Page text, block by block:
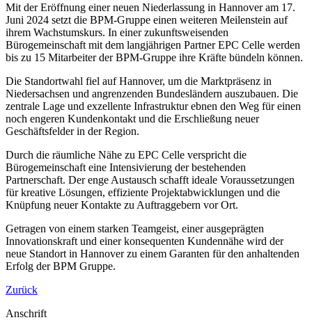
Mit der Eröffnung einer neuen Niederlassung in Hannover am 17.
Juni 2024 setzt die BPM-Gruppe einen weiteren Meilenstein auf
ihrem Wachstumskurs. In einer zukunftsweisenden
Bürogemeinschaft mit dem langjährigen Partner EPC Celle werden
bis zu 15 Mitarbeiter der BPM-Gruppe ihre Kräfte bündeln können.
Die Standortwahl fiel auf Hannover, um die Marktpräsenz in
Niedersachsen und angrenzenden Bundesländern auszubauen. Die
zentrale Lage und exzellente Infrastruktur ebnen den Weg für einen
noch engeren Kundenkontakt und die Erschließung neuer
Geschäftsfelder in der Region.
Durch die räumliche Nähe zu EPC Celle verspricht die
Bürogemeinschaft eine Intensivierung der bestehenden
Partnerschaft. Der enge Austausch schafft ideale Voraussetzungen
für kreative Lösungen, effiziente Projektabwicklungen und die
Knüpfung neuer Kontakte zu Auftraggebern vor Ort.
Getragen von einem starken Teamgeist, einer ausgeprägten
Innovationskraft und einer konsequenten Kundennähe wird der
neue Standort in Hannover zu einem Garanten für den anhaltenden
Erfolg der BPM Gruppe.
Zurück
Anschrift